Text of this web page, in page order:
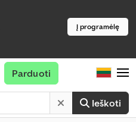
Į programėlę
Ieškoti
Parduoti